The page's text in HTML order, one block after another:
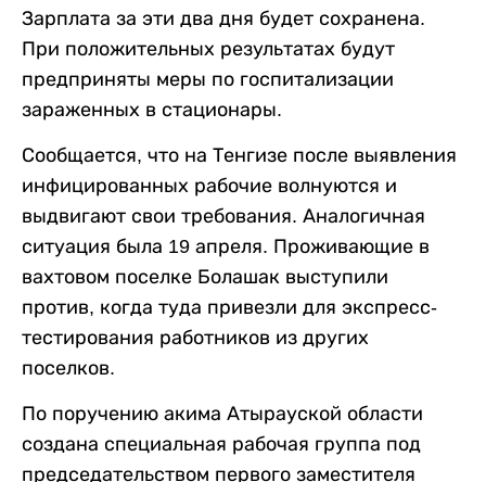
Зарплата за эти два дня будет сохранена.
При положительных результатах будут
предприняты меры по госпитализации
зараженных в стационары.
Сообщается, что на Тенгизе после выявления
инфицированных рабочие волнуются и
выдвигают свои требования. Аналогичная
ситуация была 19 апреля. Проживающие в
вахтовом поселке Болашак выступили
против, когда туда привезли для экспресс-
тестирования работников из других
поселков.
По поручению акима Атырауской области
создана специальная рабочая группа под
председательством первого заместителя